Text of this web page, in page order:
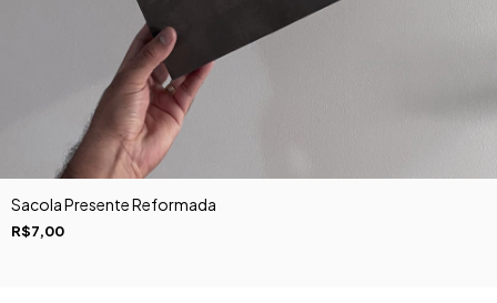
Sacola Presente Reformada
R$7,00